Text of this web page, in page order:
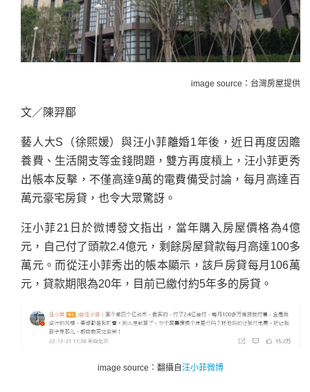
image source：台灣房屋提供
文／陳羿郿
藝人大S（徐熙媛）與汪小菲離婚1年後，近日再度因贍
養費、生活開支等金錢問題，雙方再度槓上，汪小菲更秀
出帳本反擊，不僅高達9萬的電費備受討論，每月高達百
萬元豪宅房貸，也令大眾驚訝。
汪小菲21日於微博發文指出，當年購入房屋價格為4億
元，自己付了頭款2.4億元，剩餘房屋貸款每月高達100多
萬元。而從汪小菲秀出的帳本顯示，該戶房貸每月106萬
元，貸款期限為20年，目前已繳付約5年多的房貸。
image source：翻攝自汪小菲微博